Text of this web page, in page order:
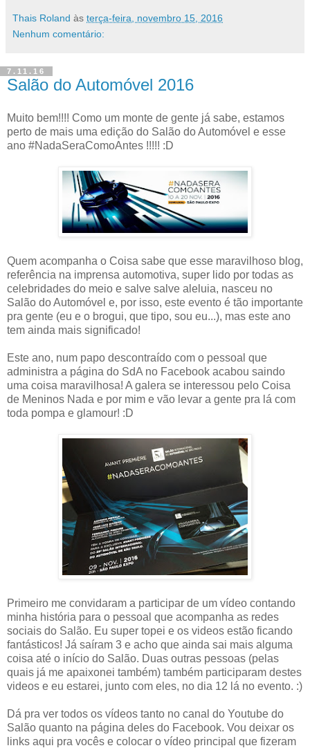
Thais Roland às terça-feira, novembro 15, 2016
Nenhum comentário:
7.11.16
Salão do Automóvel 2016
Muito bem!!!! Como um monte de gente já sabe, estamos
perto de mais uma edição do Salão do Automóvel e esse
ano #NadaSeraComoAntes !!!!! :D
Quem acompanha o Coisa sabe que esse maravilhoso blog,
referência na imprensa automotiva, super lido por todas as
celebridades do meio e salve salve aleluia, nasceu no
Salão do Automóvel e, por isso, este evento é tão importante
pra gente (eu e o brogui, que tipo, sou eu...), mas este ano
tem ainda mais significado!
Este ano, num papo descontraído com o pessoal que
administra a página do SdA no Facebook acabou saindo
uma coisa maravilhosa! A galera se interessou pelo Coisa
de Meninos Nada e por mim e vão levar a gente pra lá com
toda pompa e glamour! :D
Primeiro me convidaram a participar de um vídeo contando
minha história para o pessoal que acompanha as redes
sociais do Salão. Eu super topei e os videos estão ficando
fantásticos! Já saíram 3 e acho que ainda sai mais alguma
coisa até o início do Salão. Duas outras pessoas (pelas
quais já me apaixonei também) também participaram destes
videos e eu estarei, junto com eles, no dia 12 lá no evento. :)
Dá pra ver todos os vídeos tanto no canal do Youtube do
Salão quanto na página deles do Facebook. Vou deixar os
links aqui pra vocês e colocar o vídeo principal que fizeram